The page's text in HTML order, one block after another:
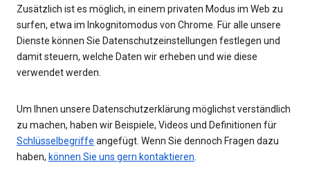
Zusätzlich ist es möglich, in einem privaten Modus im Web zu
surfen, etwa im Inkognitomodus von Chrome. Für alle unsere
Dienste können Sie Datenschutzeinstellungen festlegen und
damit steuern, welche Daten wir erheben und wie diese
verwendet werden.
Um Ihnen unsere Datenschutzerklärung möglichst verständlich
zu machen, haben wir Beispiele, Videos und Definitionen für
Schlüsselbegriffe angefügt. Wenn Sie dennoch Fragen dazu
haben, können Sie uns gern kontaktieren.